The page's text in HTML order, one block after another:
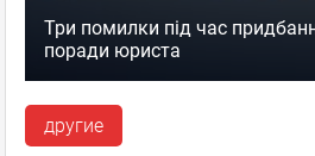
Три помилки під час
поради юриста
другие